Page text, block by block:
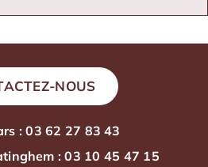
NOUS
: 03 62 27 83 43
: 03 10 45 47 15